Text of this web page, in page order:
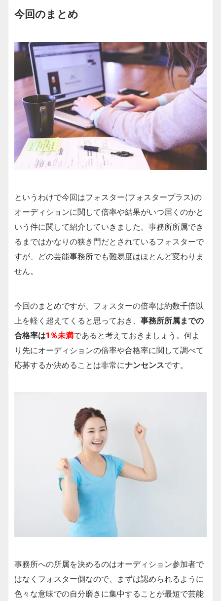
今回のまとめ
というわけで今回はフォスター(フォスタープラス)の
オーディションに関して倍率や結果がいつ届くのかと
いう件に関して紹介していきました。事務所所属でき
るまではかなりの狭き門だとされているフォスターで
すが、どの芸能事務所でも難易度はほとんど変わりま
せん。
今回のまとめですが、フォスターの倍率は約数千倍以
上を軽く超えてくると思っておき、 事務所所属までの
合格率は1％未満であると考えておきましょう。何よ
り先にオーディションの倍率や合格率に関して調べて
応募するか決めることは非常にナンセンスです。
事務所への所属を決めるのはオーディション参加者で
はなくフォスター側なので、まずは認められるように
色々な意味での自分磨きに集中することが最短で芸能